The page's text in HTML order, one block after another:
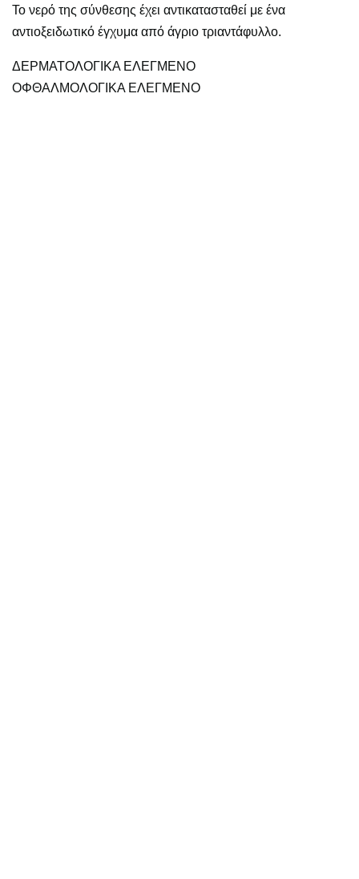
Το νερό της σύνθεσης έχει αντικατασταθεί με ένα
αντιοξειδωτικό έγχυμα από άγριο τριαντάφυλλο.
ΔΕΡΜΑΤΟΛΟΓΙΚΑ ΕΛΕΓΜΕΝΟ
OΦΘΑΛΜΟΛΟΓΙΚΑ ΕΛΕΓΜΕΝΟ